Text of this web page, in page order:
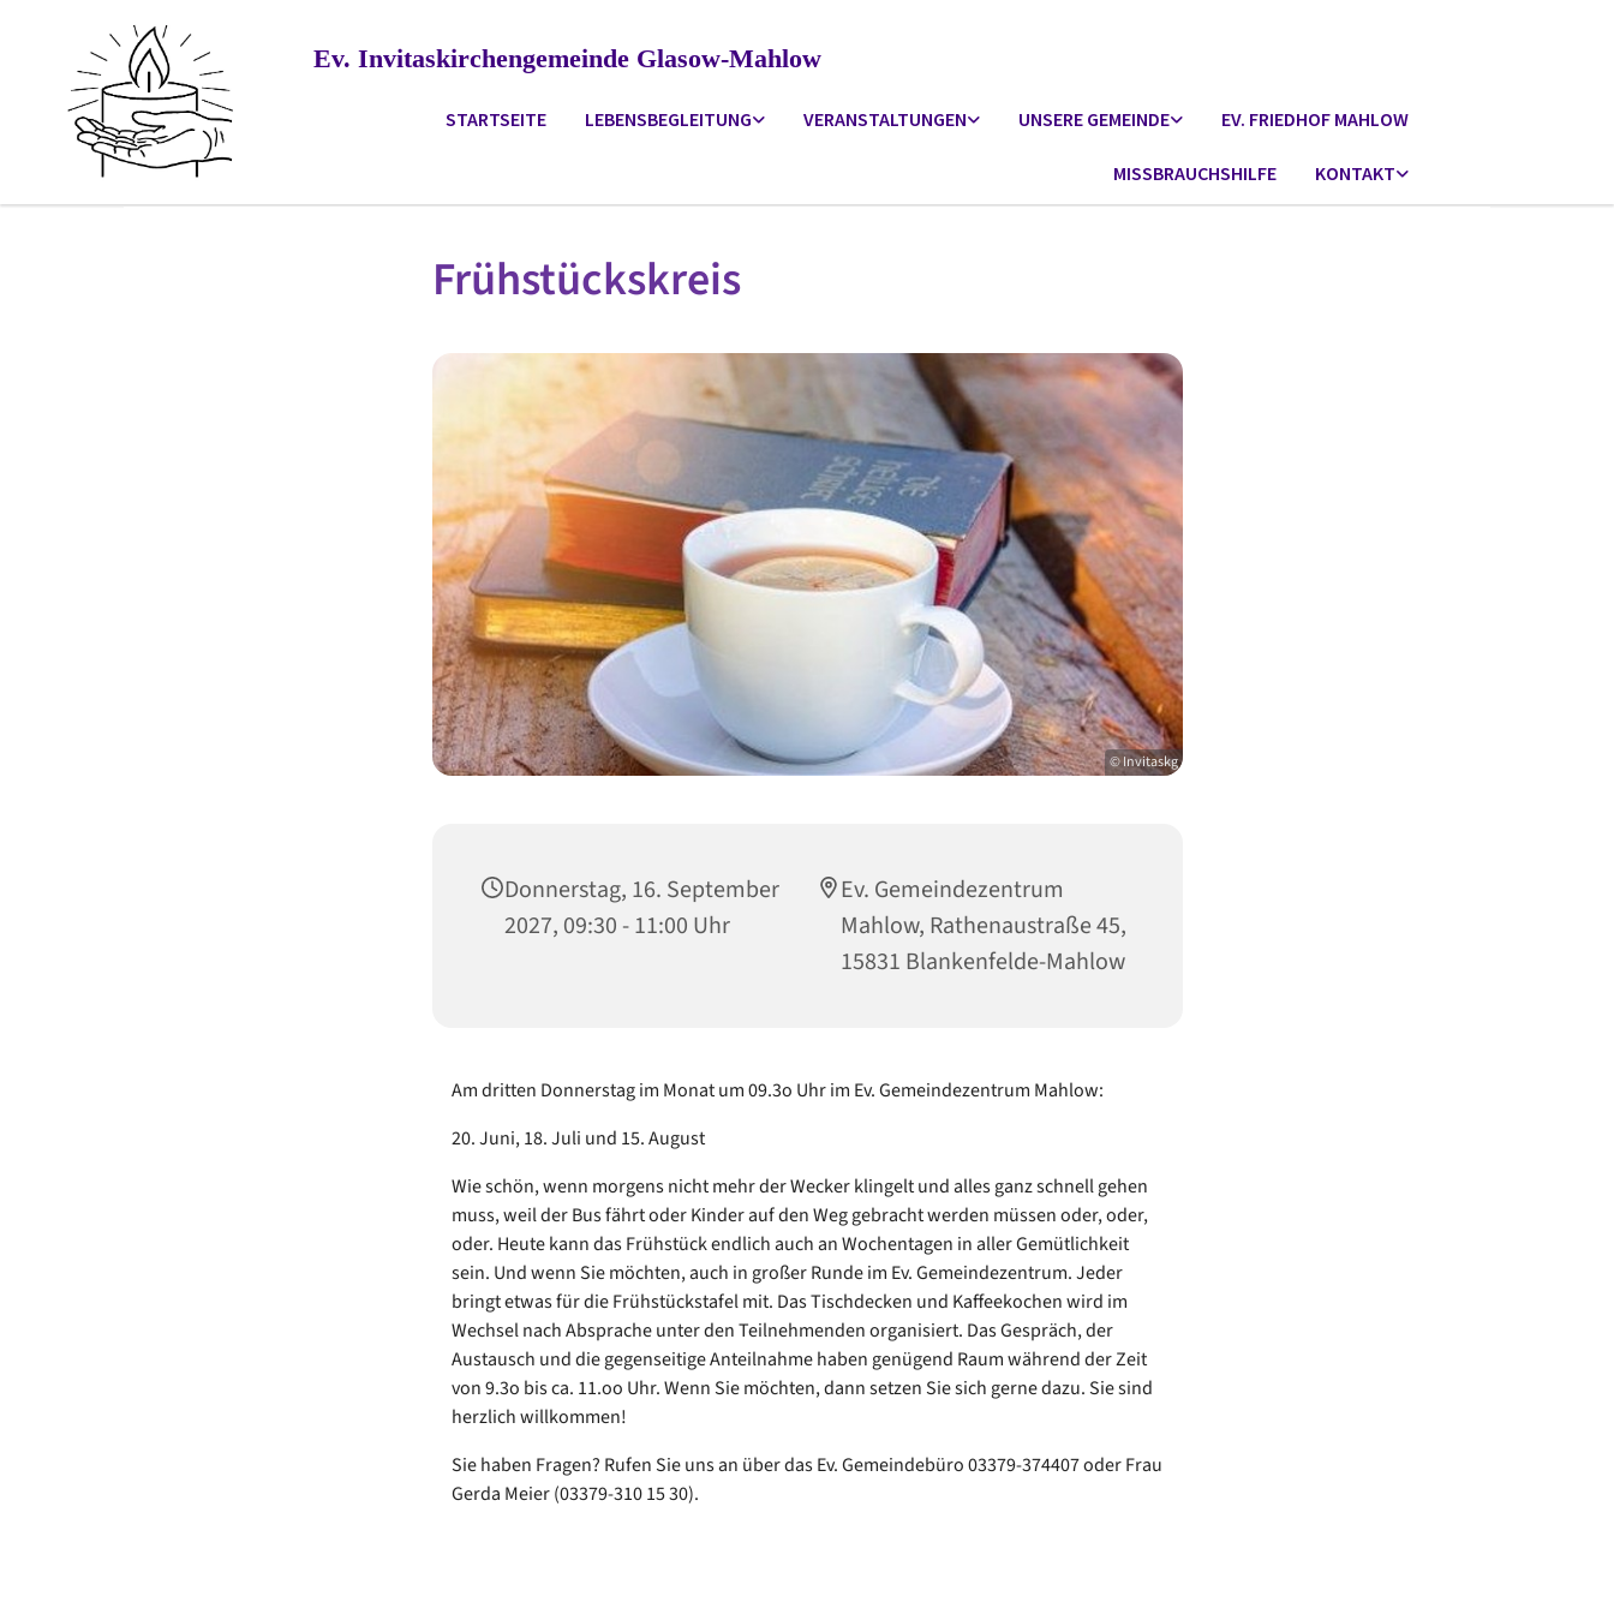
Ev. Invitaskirchengemeinde Glasow-Mahlow
STARTSEITE LEBENSBEGLEITUNG VERANSTALTUNGEN UNSERE GEMEINDE EV. FRIEDHOF MAHLOW
MISSBRAUCHSHILFE KONTAKT
Frühstückskreis
© Invitaskg
Donnerstag, 16. September
2027, 09:30 - 11:00 Uhr
Ev. Gemeindezentrum
Mahlow, Rathenaustraße 45,
15831 Blankenfelde-Mahlow
Am dritten Donnerstag im Monat um 09.3o Uhr im Ev. Gemeindezentrum Mahlow:
20. Juni, 18. Juli und 15. August
Wie schön, wenn morgens nicht mehr der Wecker klingelt und alles ganz schnell gehen
muss, weil der Bus fährt oder Kinder auf den Weg gebracht werden müssen oder, oder,
oder. Heute kann das Frühstück endlich auch an Wochentagen in aller Gemütlichkeit
sein. Und wenn Sie möchten, auch in großer Runde im Ev. Gemeindezentrum. Jeder
bringt etwas für die Frühstückstafel mit. Das Tischdecken und Kaffeekochen wird im
Wechsel nach Absprache unter den Teilnehmenden organisiert. Das Gespräch, der
Austausch und die gegenseitige Anteilnahme haben genügend Raum während der Zeit
von 9.3o bis ca. 11.oo Uhr. Wenn Sie möchten, dann setzen Sie sich gerne dazu. Sie sind
herzlich willkommen!
Sie haben Fragen? Rufen Sie uns an über das Ev. Gemeindebüro 03379-374407 oder Frau
Gerda Meier (03379-310 15 30).